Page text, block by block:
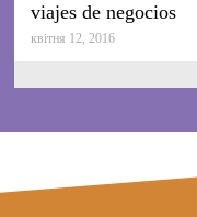
viajes de negocios
квітня 12, 2016